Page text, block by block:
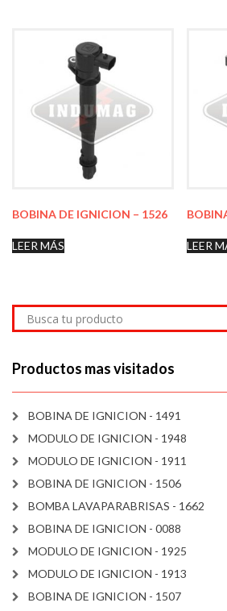
BOBINA DE IGNICION – 1526
LEER MÁS LEER
Productos mas visitados
BOBINA DE IGNICION - 1491
MODULO DE IGNICION - 1948
MODULO DE IGNICION - 1911
BOBINA DE IGNICION - 1506
BOMBA LAVAPARABRISAS - 1662
BOBINA DE IGNICION - 0088
MODULO DE IGNICION - 1925
MODULO DE IGNICION - 1913
BOBINA DE IGNICION - 1507